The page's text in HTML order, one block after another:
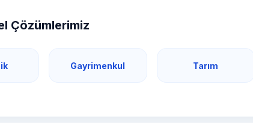
Çözümlerimiz
Gayrimenkul Tarım